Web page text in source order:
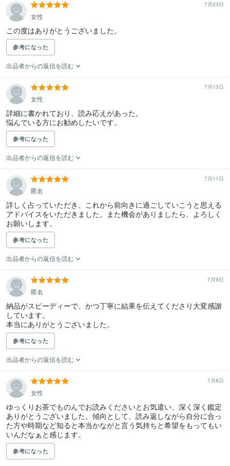
7月23日
女性
この度はありがとうございました。
参考になった
出品者からの返信を読む
7月13日
女性
詳細に書かれており、読み応えがあった。
悩んでいる方にお勧めしたいです。
参考になった
出品者からの返信を読む
7月11日
匿名
詳しく占っていただき、これから前向きに過ごしていこうと思える
アドバイスをいただきました。また機会がありましたら、よろしく
お願いします。
参考になった
出品者からの返信を読む
7月9日
匿名
納品がスピーディーで、かつ丁寧に結果を伝えてくださり大変感謝
しています。
参考になった
出品者からの返信を読む
7月8日
女性
ゆっくりお茶でものんでお読みくださいとお気遣い、深く深く鑑定
ありがとうございました。傾向として、読み返しながら自分に合っ
た方や時期など知ると本当かながと言う気持ちと希望をもってもい
いんだなぁと感じます。
参考になった